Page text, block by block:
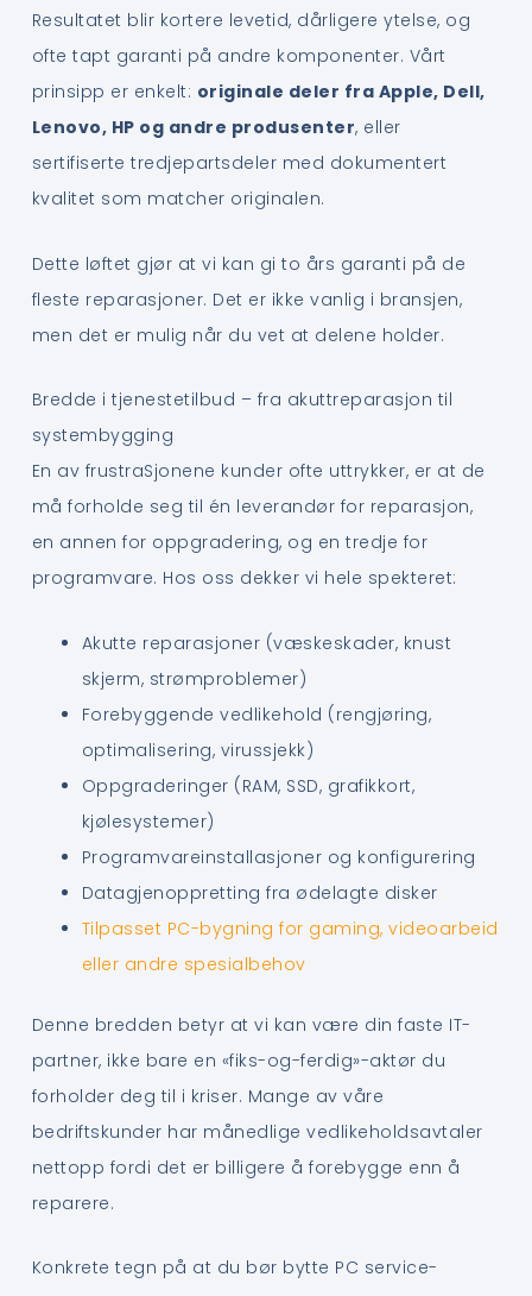
Resultatet blir kortere levetid, dårligere ytelse, og
ofte tapt garanti på andre komponenter. Vårt
prinsipp er enkelt: originale deler fra Apple, Dell,
Lenovo, HP og andre produsenter, eller
sertifiserte tredjepartsdeler med dokumentert
kvalitet som matcher originalen.
Dette løftet gjør at vi kan gi to års garanti på de
fleste reparasjoner. Det er ikke vanlig i bransjen,
men det er mulig når du vet at delene holder.
Bredde i tjenestetilbud – fra akuttreparasjon til
systembygging
En av frustraSjonene kunder ofte uttrykker, er at de
må forholde seg til én leverandør for reparasjon,
en annen for oppgradering, og en tredje for
programvare. Hos oss dekker vi hele spekteret:
Akutte reparasjoner (væskeskader, knust
skjerm, strømproblemer)
Forebyggende vedlikehold (rengjøring,
optimalisering, virussjekk)
Oppgraderinger (RAM, SSD, grafikkort,
kjølesystemer)
Programvareinstallasjoner og konfigurering
Datagjenoppretting fra ødelagte disker
Tilpasset PC-bygning for gaming, videoarbeid
eller andre spesialbehov
Denne bredden betyr at vi kan være din faste IT-
partner, ikke bare en «fiks-og-ferdig»-aktør du
forholder deg til i kriser. Mange av våre
bedriftskunder har månedlige vedlikeholdsavtaler
nettopp fordi det er billigere å forebygge enn å
reparere.
Konkrete tegn på at du bør bytte PC service-